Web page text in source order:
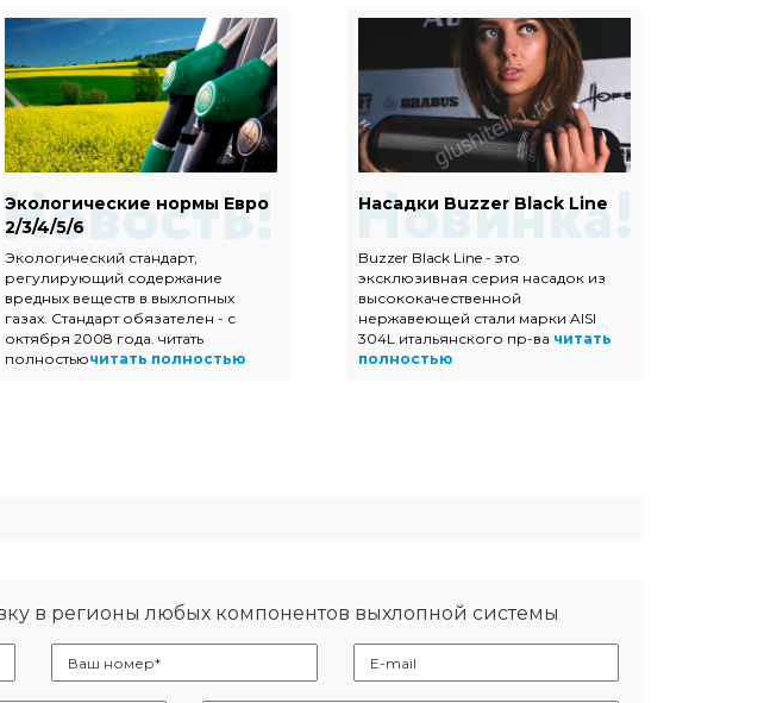
Экологические нормы Евро
2/3/4/5/6
Экологический стандарт,
регулирующий содержание
вредных веществ в выхлопных
газах. Стандарт обязателен - с
октября 2008 года. читать
полностьючитать полностью
Насадки Buzzer Black Line
Buzzer Black Line - это
эксклюзивная серия насадок из
высококачественной
нержавеющей стали марки AISI
304L итальянского пр-ва читать
полностью
в регионы любых компонентов выхлопной системы